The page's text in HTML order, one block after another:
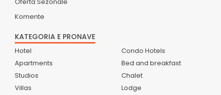
Komente
KATEGORIA E PRONAVE
Hotel
Apartments
Studios
Villas
Condo Hotels
Bed and breakfast
Chalet
Lodge